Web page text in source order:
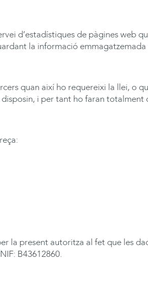
d’estadístiques de pàgines web
la informació
quan així ho requereixi la llei, o
disposin, i per tant ho faran
la present autoritza al fet que les
B43612860.